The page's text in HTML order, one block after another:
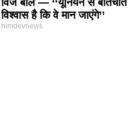
विश्वास है कि वे मान जाएंगे’’
himdevnews